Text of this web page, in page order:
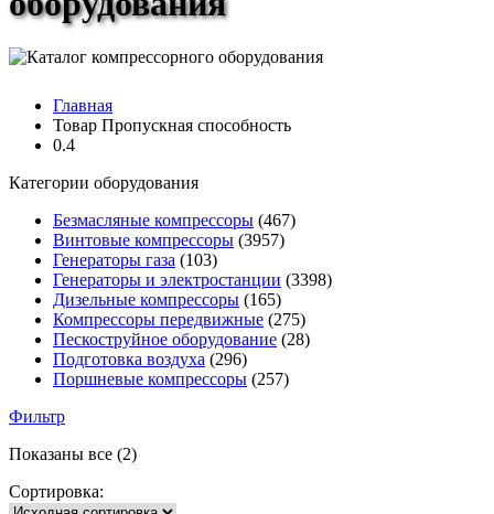
Главная
Товар Пропускная способность
0.4
Категории оборудования
Безмасляные компрессоры (467)
Винтовые компрессоры (3957)
Генераторы газа (103)
Генераторы и электростанции (3398)
Дизельные компрессоры (165)
Компрессоры передвижные (275)
Пескоструйное оборудование (28)
Подготовка воздуха (296)
Поршневые компрессоры (257)
Фильтр
Показаны все (2)
Сортировка: